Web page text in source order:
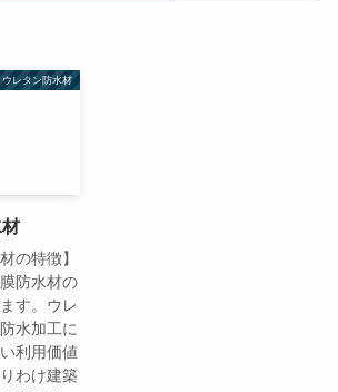
ウレタン防水材
材
の特徴】
防水材の
す。ウレ
水加工に
利用価値
わけ建築